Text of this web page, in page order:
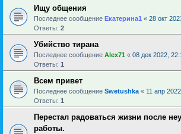
Ищу общения
Последнее сообщение Екатерина1 « 28 окт
Ответы: 2
Убийство тирана
Последнее сообщение Alex71 « 08 дек 2022,
Ответы: 1
Всем привет
Последнее сообщение Swetushka « 11 апр
Ответы: 1
Перестал радоваться жизни после
работы.